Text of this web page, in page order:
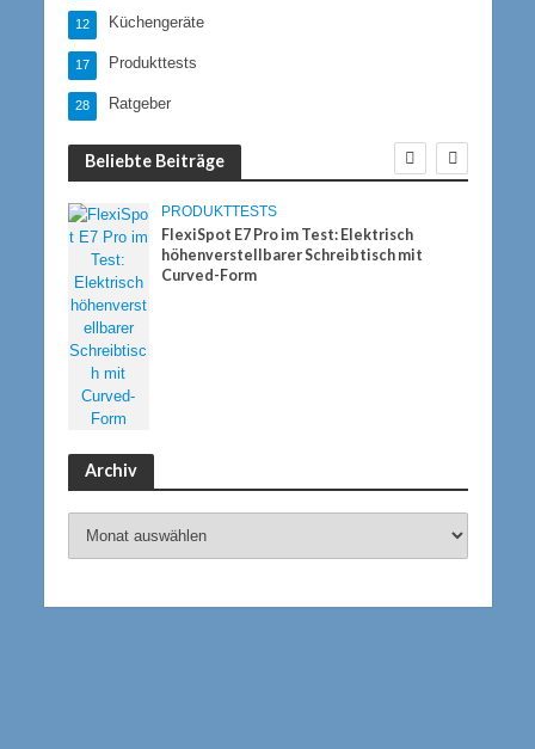
Küchengeräte
12
Produkttests
17
Ratgeber
28
Beliebte Beiträge
PRODUKTTESTS
FlexiSpot E7 Pro im Test: Elektrisch
höhenverstellbarer Schreibtisch mit
Curved-Form
Archiv